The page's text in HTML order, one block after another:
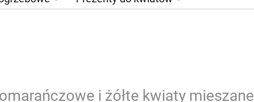
i żółte kwiaty mieszane